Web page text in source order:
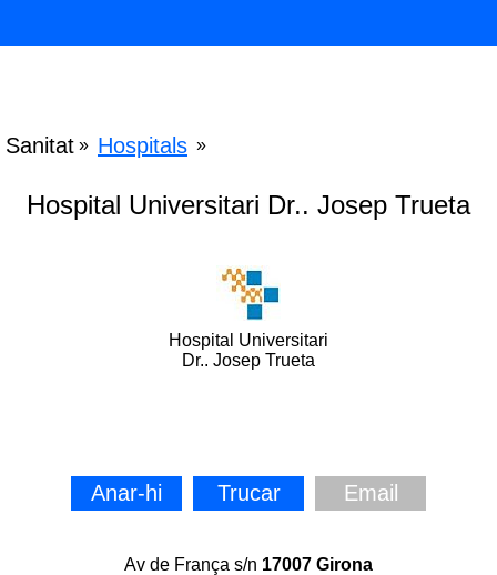
Sanitat » Hospitals »
Hospital Universitari Dr.. Josep Trueta
Hospital Universitari
Dr.. Josep Trueta
Anar-hi Trucar Email
Av de França s/n 17007 Girona